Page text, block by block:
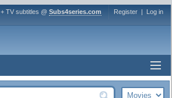
+ TV subtitles @ Subs4series.com Register | Log in